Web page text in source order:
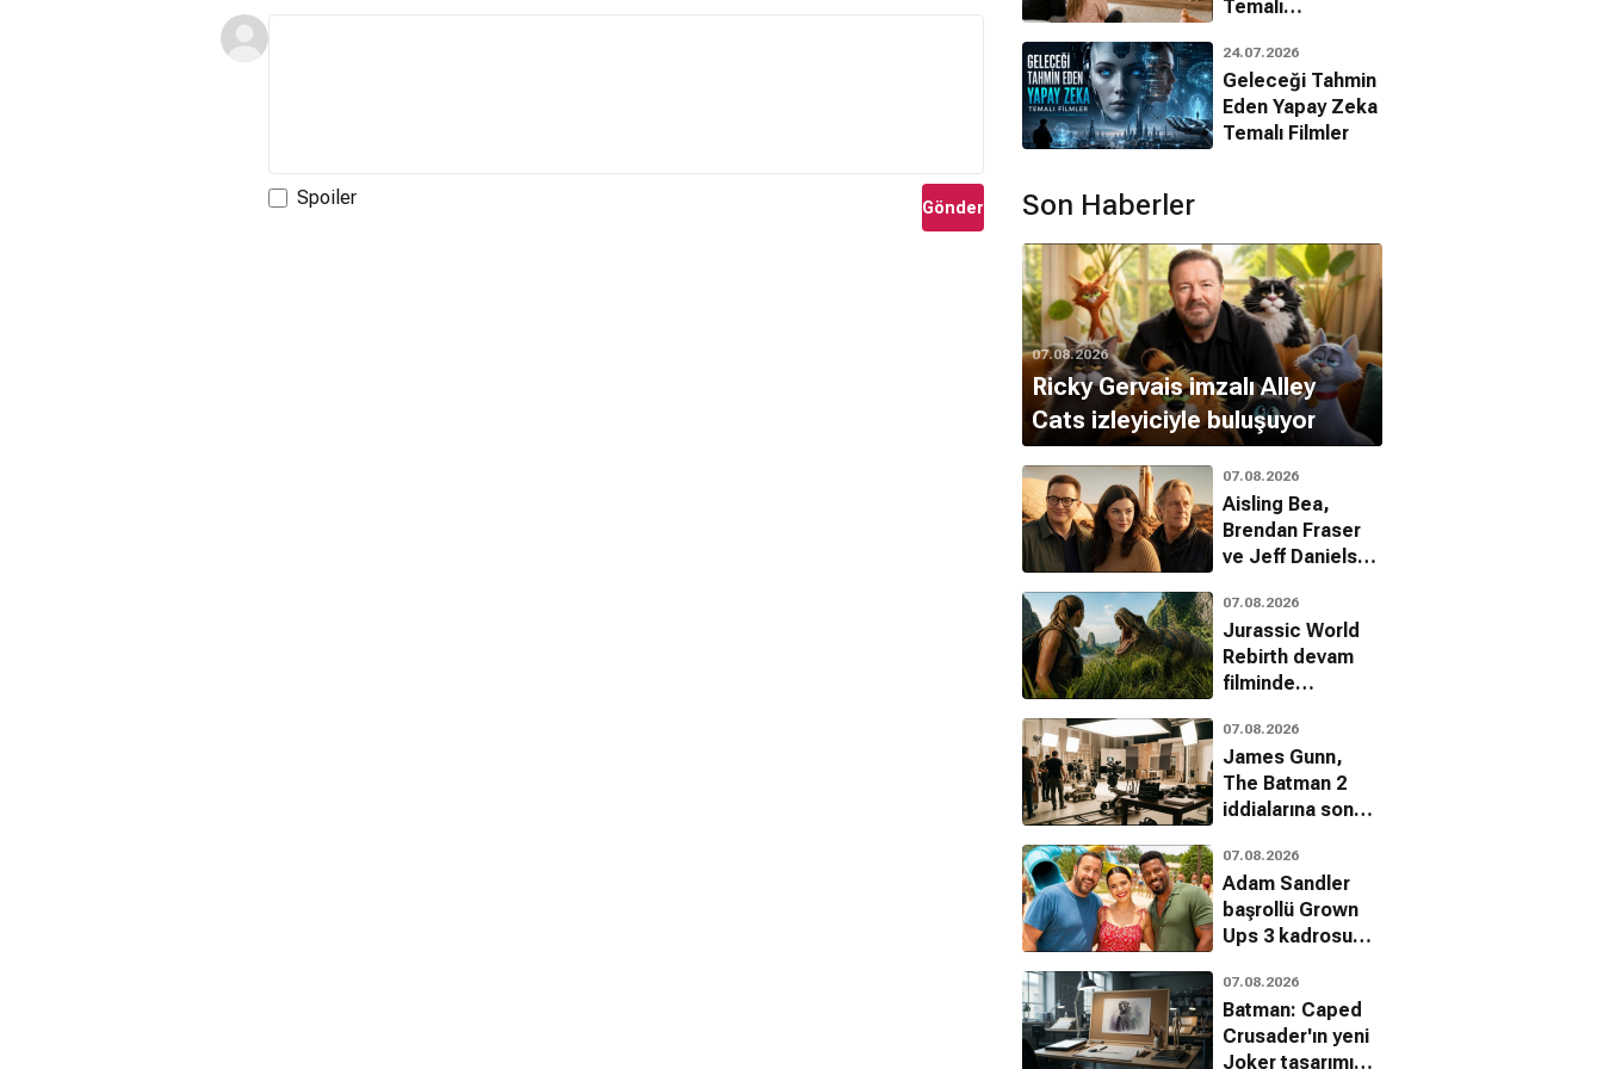
Spoiler Gönder
Temalı
Filmleri
24.07.2026
Geleceği Tahmin
Eden Yapay Zeka
Temalı Filmler
Son Haberler
07.08.2026
Ricky Gervais imzalı Alley
Cats izleyiciyle buluşuyor
07.08.2026
Aisling Bea,
Brendan Fraser
ve Jeff Daniels
kadrosunda
07.08.2026
Jurassic World
Rebirth devam
filminde
07.08.2026
James Gunn,
The Batman 2
iddialarına son
07.08.2026
Adam Sandler
başrollü Grown
Ups 3 kadrosu
07.08.2026
Batman: Caped
Crusader'ın yeni
Joker tasarımı